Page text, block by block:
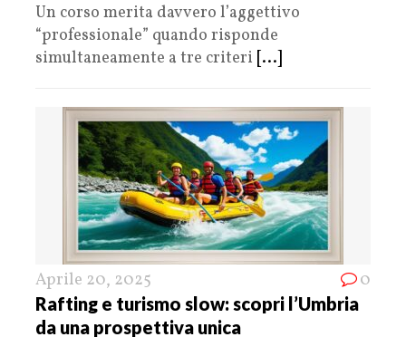
Un corso merita davvero l’aggettivo
“professionale” quando risponde
simultaneamente a tre criteri [...]
Aprile 20, 2025 0
Rafting e turismo slow: scopri l’Umbria
da una prospettiva unica